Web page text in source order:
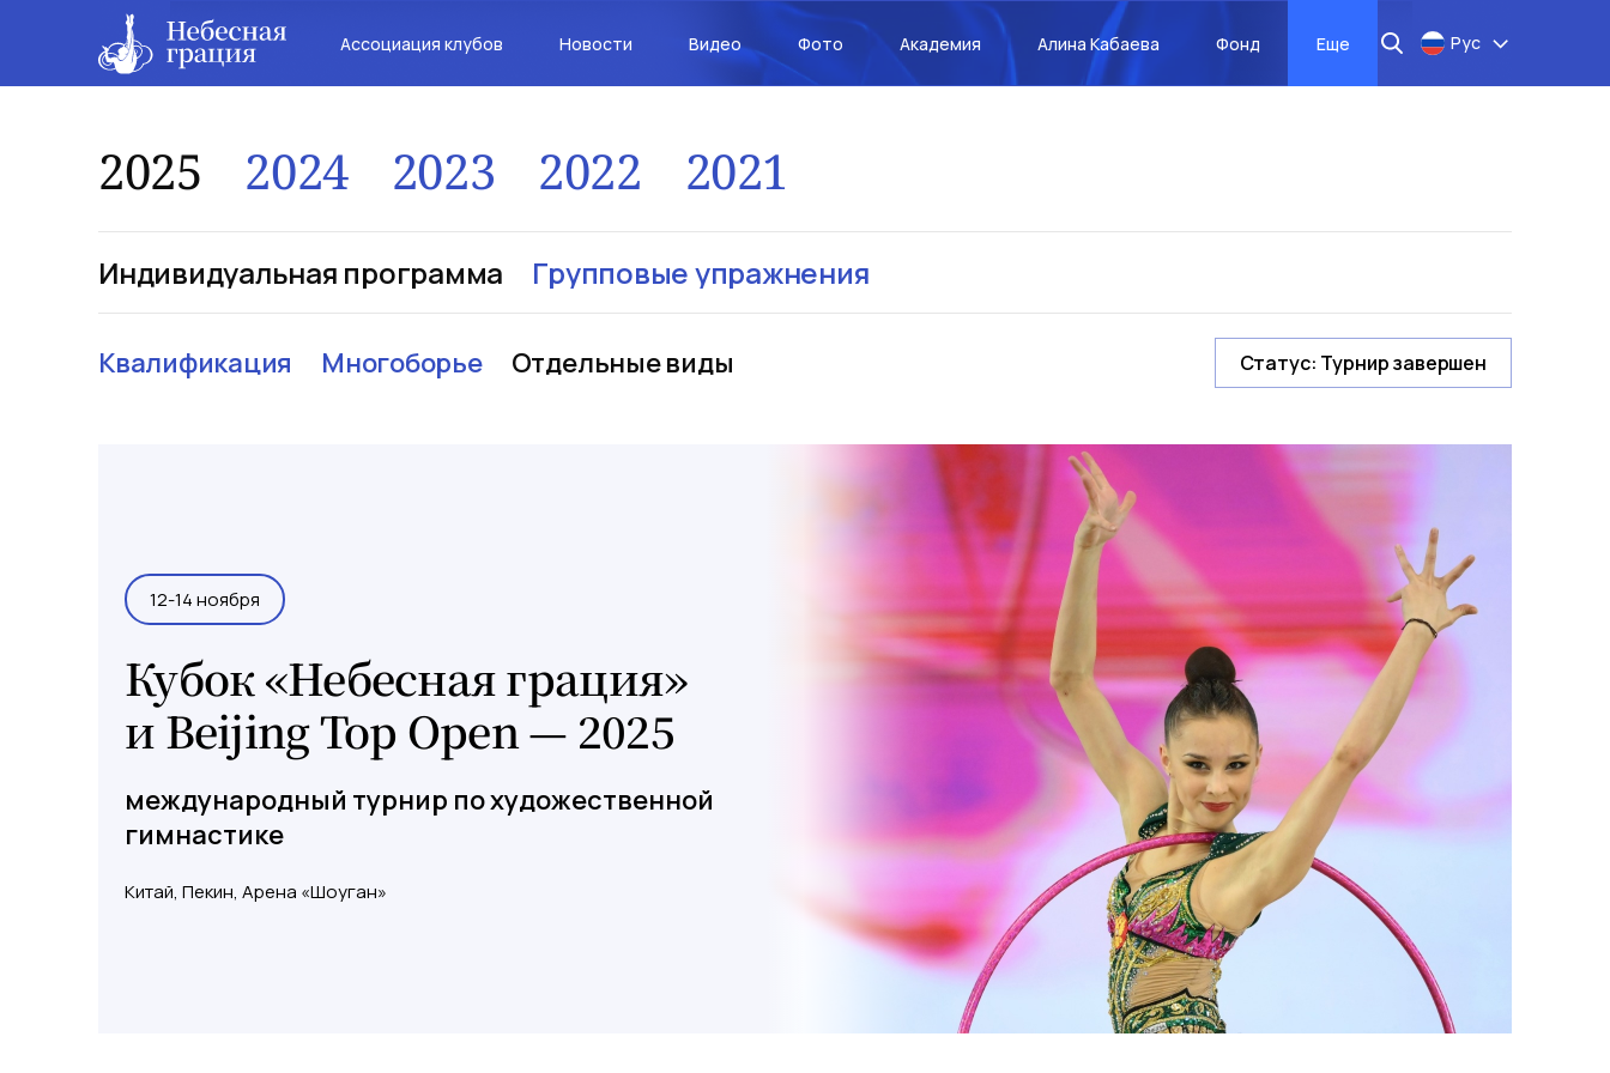
Ассоциация клубов Новости Видео Фото Академия Алина Кабаева Фонд Еще Рус
2025 2024 2023 2022 2021
Индивидуальная программа Групповые упражнения
Квалификация Многоборье Отдельные виды Статус: Турнир завершен
12-14 ноября
Кубок «Небесная грация»
и Beijing Top Open — 2025
международный турнир по художественной
гимнастике
Китай, Пекин, Арена «Шоуган»